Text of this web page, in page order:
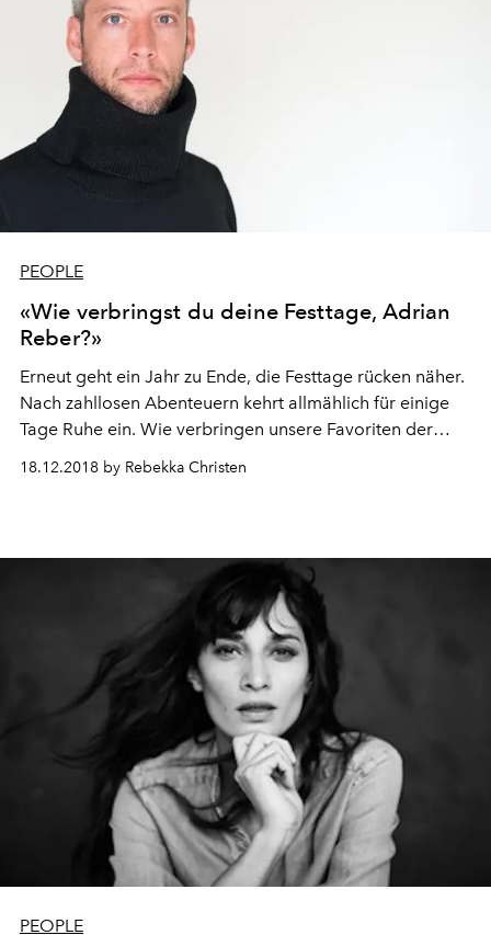
PEOPLE
«Wie verbringst du deine Festtage, Adrian
Reber?»
Erneut geht ein Jahr zu Ende, die Festtage rücken näher.
Nach zahllosen Abenteuern kehrt allmählich für einige
Tage Ruhe ein. Wie verbringen unsere Favoriten der
Schweizer Modewelt diese besondere Zeit? L’OFFICIEL
Schweiz hat nachgefragt. Diesmal beim Berner
18.12.2018 by Rebekka Christen
PEOPLE